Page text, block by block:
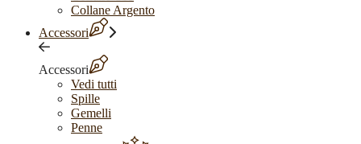
Collane Argento
Accessori
Accessori
Vedi tutti
Spille
Gemelli
Penne